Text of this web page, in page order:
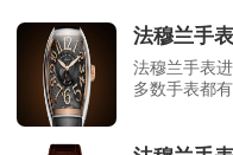
法穆兰手
法穆兰手表
多数手表都